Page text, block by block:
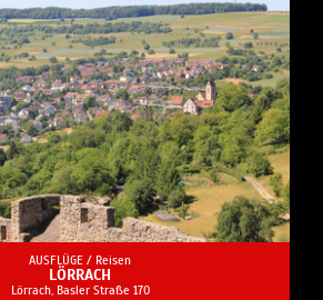
AUSFLÜGE / Reisen
LÖRRACH
Lörrach, Basler Straße 170